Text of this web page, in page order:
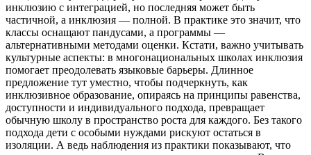
инклюзию с интеграцией, но последняя может быть
частичной, а инклюзия — полной. В практике это значит, что
классы оснащают пандусами, а программы —
альтернативными методами оценки. Кстати, важно учитывать
культурные аспекты: в многонациональных школах инклюзия
помогает преодолевать языковые барьеры. Длинное
предложение тут уместно, чтобы подчеркнуть, как
инклюзивное образование, опираясь на принципы равенства,
доступности и индивидуального подхода, превращает
обычную школу в пространство роста для каждого. Без такого
подхода дети с особыми нуждами рискуют остаться в
изоляции. А ведь наблюдения из практики показывают, что